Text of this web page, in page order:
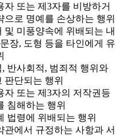
자 또는 제3자를 비방하거
으로 명예를 손상하는 행위
및 미풍양속에 위배되는 내
장, 도형 등을 타인에게 유
, 반사회적, 범죄적 행위와
판단되는 행위
자 또는 제3자의 저작권등
침해하는 행위
법령에 위배되는 행위
에서 규정하는 사항과 서